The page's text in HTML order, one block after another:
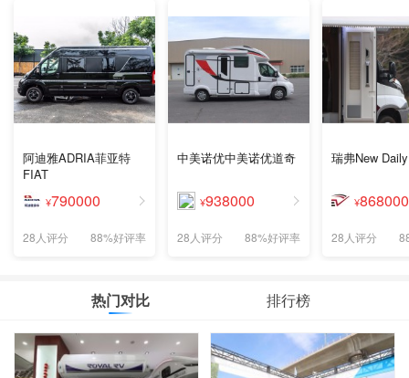
阿迪雅ADRIA菲亚特
FIAT
¥790000
88%好评率
28人评分
中美诺优中美诺优道奇
¥938000
88%好评率
28人评分
瑞弗New Daily
¥868000
28人评分
热门对比 排行榜